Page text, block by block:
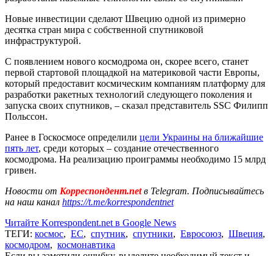
Новые инвестиции сделают Швецию одной из примерно
десятка стран мира с собственной спутниковой
инфраструктурой.
С появлением нового космодрома он, скорее всего, станет
первой стартовой площадкой на материковой части Европы,
который предоставит космическим компаниям платформу для
разработки ракетных технологий следующего поколения и
запуска своих спутников, – сказал представитель SSC Филипп
Польссон.
Ранее в Госкосмосе определили цели Украины на ближайшие
пять лет, среди которых – создание отечественного
космодрома. На реализацию проиграммы необходимо 15 млрд
гривен.
Новости от Корреспондент.netв Telegram. Подписывайтесь
на наш канал https://t.me/korrespondentnet
Читайте Korrespondent.net в Google News
ТЕГИ: космос, ЕС, спутник, спутники, Евросоюз, Швеция,
космодром, космонавтика